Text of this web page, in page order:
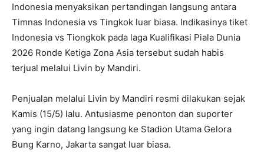
Indonesia menyaksikan pertandingan langsung antara
Timnas Indonesia vs Tingkok luar biasa. Indikasinya tiket
Indonesia vs Tiongkok pada laga Kualifikasi Piala Dunia
2026 Ronde Ketiga Zona Asia tersebut sudah habis
terjual melalui Livin by Mandiri.
Penjualan melalui Livin by Mandiri resmi dilakukan sejak
Kamis (15/5) lalu. Antusiasme penonton dan suporter
yang ingin datang langsung ke Stadion Utama Gelora
Bung Karno, Jakarta sangat luar biasa.